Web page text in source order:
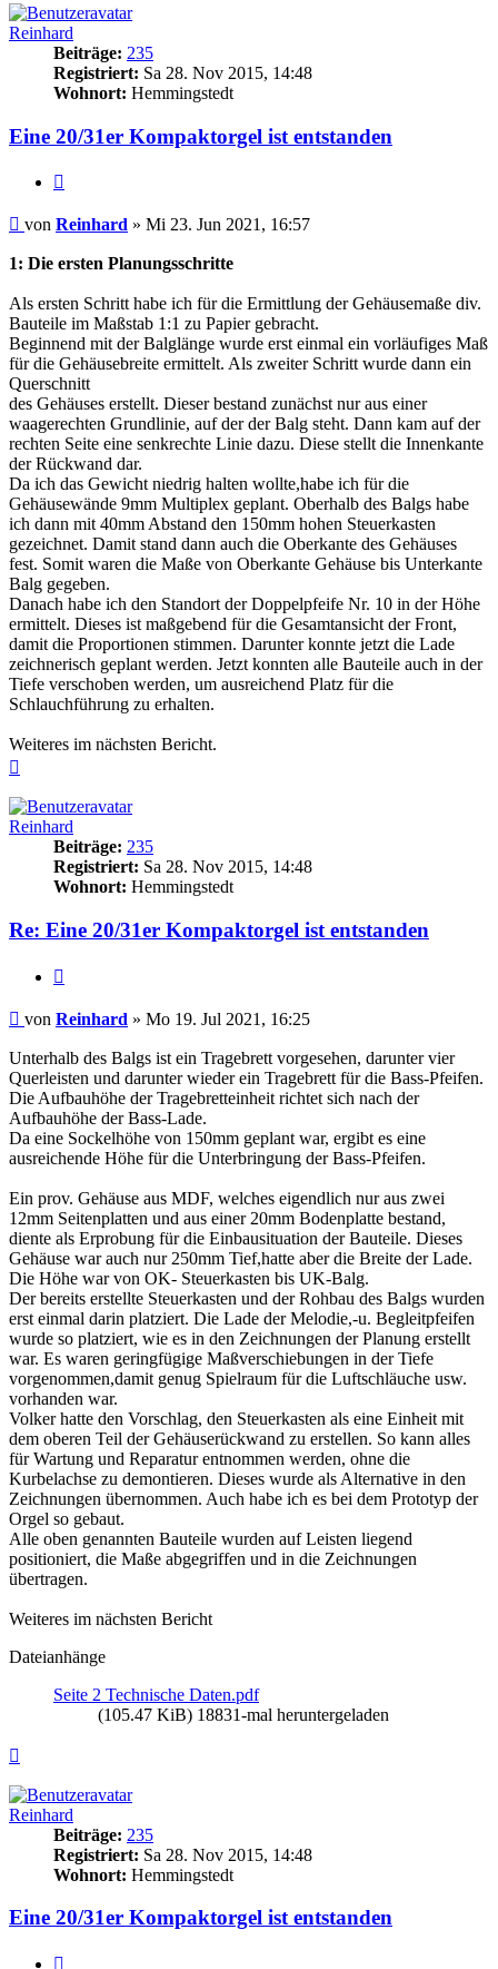
Reinhard
Beiträge: 235
Registriert: Sa 28. Nov 2015, 14:48
Wohnort: Hemmingstedt
Eine 20/31er Kompaktorgel ist entstanden
Beitrag
von Reinhard » Mi 23. Jun 2021, 16:57
1: Die ersten Planungsschritte
Als ersten Schritt habe ich für die Ermittlung der Gehäusemaße div.
Bauteile im Maßstab 1:1 zu Papier gebracht.
Beginnend mit der Balglänge wurde erst einmal ein vorläufiges Maß
für die Gehäusebreite ermittelt. Als zweiter Schritt wurde dann ein
Querschnitt
des Gehäuses erstellt. Dieser bestand zunächst nur aus einer
waagerechten Grundlinie, auf der der Balg steht. Dann kam auf der
rechten Seite eine senkrechte Linie dazu. Diese stellt die Innenkante
der Rückwand dar.
Da ich das Gewicht niedrig halten wollte,habe ich für die
Gehäusewände 9mm Multiplex geplant. Oberhalb des Balgs habe
ich dann mit 40mm Abstand den 150mm hohen Steuerkasten
gezeichnet. Damit stand dann auch die Oberkante des Gehäuses
fest. Somit waren die Maße von Oberkante Gehäuse bis Unterkante
Balg gegeben.
Danach habe ich den Standort der Doppelpfeife Nr. 10 in der Höhe
ermittelt. Dieses ist maßgebend für die Gesamtansicht der Front,
damit die Proportionen stimmen. Darunter konnte jetzt die Lade
zeichnerisch geplant werden. Jetzt konnten alle Bauteile auch in der
Tiefe verschoben werden, um ausreichend Platz für die
Schlauchführung zu erhalten.
Weiteres im nächsten Bericht.
Reinhard
Beiträge: 235
Registriert: Sa 28. Nov 2015, 14:48
Wohnort: Hemmingstedt
Re: Eine 20/31er Kompaktorgel ist entstanden
Beitrag
von Reinhard » Mo 19. Jul 2021, 16:25
Unterhalb des Balgs ist ein Tragebrett vorgesehen, darunter vier
Querleisten und darunter wieder ein Tragebrett für die Bass-Pfeifen.
Die Aufbauhöhe der Tragebretteinheit richtet sich nach der
Aufbauhöhe der Bass-Lade.
Da eine Sockelhöhe von 150mm geplant war, ergibt es eine
ausreichende Höhe für die Unterbringung der Bass-Pfeifen.
Ein prov. Gehäuse aus MDF, welches eigendlich nur aus zwei
12mm Seitenplatten und aus einer 20mm Bodenplatte bestand,
diente als Erprobung für die Einbausituation der Bauteile. Dieses
Gehäuse war auch nur 250mm Tief,hatte aber die Breite der Lade.
Die Höhe war von OK- Steuerkasten bis UK-Balg.
Der bereits erstellte Steuerkasten und der Rohbau des Balgs wurden
erst einmal darin platziert. Die Lade der Melodie,-u. Begleitpfeifen
wurde so platziert, wie es in den Zeichnungen der Planung erstellt
war. Es waren geringfügige Maßverschiebungen in der Tiefe
vorgenommen,damit genug Spielraum für die Luftschläuche usw.
vorhanden war.
Volker hatte den Vorschlag, den Steuerkasten als eine Einheit mit
dem oberen Teil der Gehäuserückwand zu erstellen. So kann alles
für Wartung und Reparatur entnommen werden, ohne die
Kurbelachse zu demontieren. Dieses wurde als Alternative in den
Zeichnungen übernommen. Auch habe ich es bei dem Prototyp der
Orgel so gebaut.
Alle oben genannten Bauteile wurden auf Leisten liegend
positioniert, die Maße abgegriffen und in die Zeichnungen
übertragen.
Weiteres im nächsten Bericht
Dateianhänge
Seite 2 Technische Daten.pdf
(105.47 KiB) 18831-mal heruntergeladen
Reinhard
Beiträge: 235
Registriert: Sa 28. Nov 2015, 14:48
Wohnort: Hemmingstedt
Eine 20/31er Kompaktorgel ist entstanden